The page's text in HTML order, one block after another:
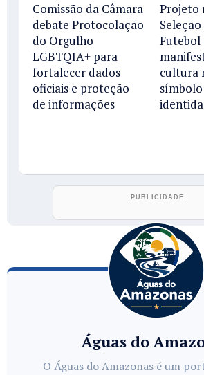
Comissão da Câmara
debate Protocolação
do Orgulho
LGBTQIA+ para
fortalecer dados
oficiais e proteção
de informações
Projeto
Futebol
cultura
Águas do
O Águas do Amazonas é um